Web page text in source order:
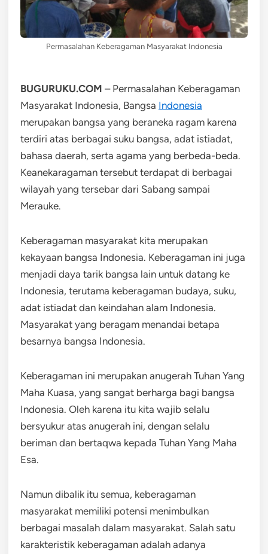
Permasalahan Keberagaman Masyarakat Indonesia
BUGURUKU.COM – Permasalahan Keberagaman
Masyarakat Indonesia, Bangsa Indonesia
merupakan bangsa yang beraneka ragam karena
terdiri atas berbagai suku bangsa, adat istiadat,
bahasa daerah, serta agama yang berbeda-beda.
Keanekaragaman tersebut terdapat di berbagai
wilayah yang tersebar dari Sabang sampai
Merauke.
Keberagaman masyarakat kita merupakan
kekayaan bangsa Indonesia. Keberagaman ini juga
menjadi daya tarik bangsa lain untuk datang ke
Indonesia, terutama keberagaman budaya, suku,
adat istiadat dan keindahan alam Indonesia.
Masyarakat yang beragam menandai betapa
besarnya bangsa Indonesia.
Keberagaman ini merupakan anugerah Tuhan Yang
Maha Kuasa, yang sangat berharga bagi bangsa
Indonesia. Oleh karena itu kita wajib selalu
bersyukur atas anugerah ini, dengan selalu
beriman dan bertaqwa kepada Tuhan Yang Maha
Esa.
Namun dibalik itu semua, keberagaman
masyarakat memiliki potensi menimbulkan
berbagai masalah dalam masyarakat. Salah satu
karakteristik keberagaman adalah adanya